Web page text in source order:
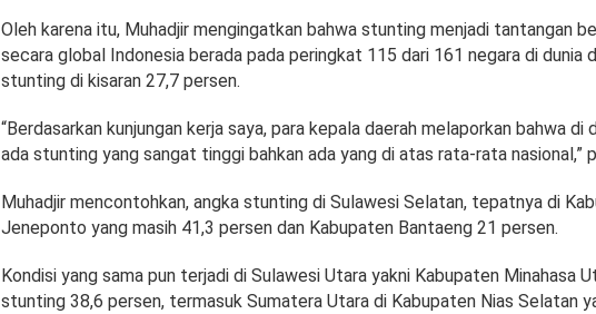
Oleh karena itu, Muhadjir mengingatkan bahwa stunting menjadi tantangan
secara global Indonesia berada pada peringkat 115 dari 161 negara di dunia
stunting di kisaran 27,7 persen.
“Berdasarkan kunjungan kerja saya, para kepala daerah melaporkan bahwa di
ada stunting yang sangat tinggi bahkan ada yang di atas rata-rata nasional,”
Muhadjir mencontohkan, angka stunting di Sulawesi Selatan, tepatnya di
Jeneponto yang masih 41,3 persen dan Kabupaten Bantaeng 21 persen.
Kondisi yang sama pun terjadi di Sulawesi Utara yakni Kabupaten Minahasa
stunting 38,6 persen, termasuk Sumatera Utara di Kabupaten Nias Selatan